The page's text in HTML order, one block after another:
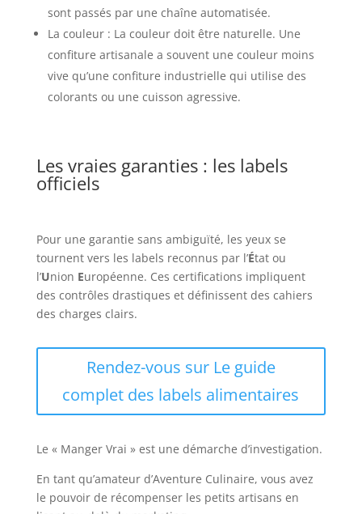
sont passés par une chaîne automatisée.
La couleur : La couleur doit être naturelle. Une
confiture artisanale a souvent une couleur moins
vive qu’une confiture industrielle qui utilise des
colorants ou une cuisson agressive.
Les vraies garanties : les labels
officiels
Pour une garantie sans ambiguïté, les yeux se
tournent vers les labels reconnus par l’État ou
l’Union Européenne. Ces certifications impliquent
des contrôles drastiques et définissent des cahiers
des charges clairs.
Rendez-vous sur Le guide
complet des labels alimentaires
Le « Manger Vrai » est une démarche d’investigation.
En tant qu’amateur d’Aventure Culinaire, vous avez
le pouvoir de récompenser les petits artisans en